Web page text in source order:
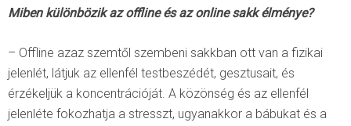
Miben különbözik az offline és az online sakk élménye?
– Offline azaz szemtől szembeni sakkban ott van a fizikai
jelenlét, látjuk az ellenfél testbeszédét, gesztusait, és
érzékeljük a koncentrációját. A közönség és az ellenfél
jelenléte fokozhatja a stresszt, ugyanakkor a bábukat és a